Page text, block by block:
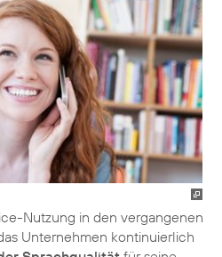
Nutzung in den vergangenen
Unternehmen kontinuierlich